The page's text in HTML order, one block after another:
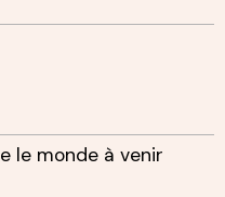
le monde à venir